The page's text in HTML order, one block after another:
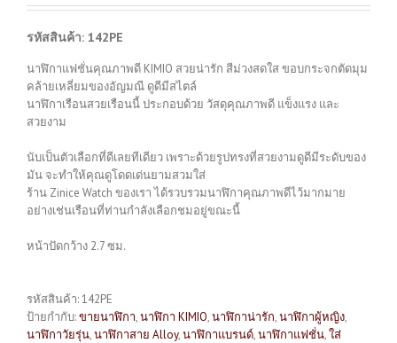
รหัสสินค้า: 142PE
นาฬิกาแฟชั่นคุณภาพดี KIMIO สวยน่ารัก สีม่วงสดใส ขอบกระจกตัดมุม
คล้ายเหลี่ยมของอัญมณี ดูดีมีสไตล์
นาฬิกาเรือนสวยเรือนนี้ ประกอบด้วย วัสดุคุณภาพดี แข็งแรง และ
สวยงาม
นับเป็นตัวเลือกที่ดีเลยทีเดียว เพราะด้วยรูปทรงที่สวยงามดูดีมีระดับของ
มัน จะทำให้คุณดูโดดเด่นยามสวมใส่
ร้าน Zinice Watch ของเรา ได้รวบรวมนาฬิกาคุณภาพดีไว้มากมาย
อย่างเช่นเรือนที่ท่านกำลังเลือกชมอยู่ขณะนี้
หน้าปัดกว้าง 2.7 ซม.
รหัสสินค้า:142PE
ป้ายกำกับ:ขายนาฬิกา,นาฬิกา KIMIO,นาฬิกาน่ารัก,นาฬิกาผู้หญิง,
นาฬิกาวัยรุ่น,นาฬิกาสาย Alloy,นาฬิกาแบรนด์,นาฬิกาแฟชั่น,ใส่